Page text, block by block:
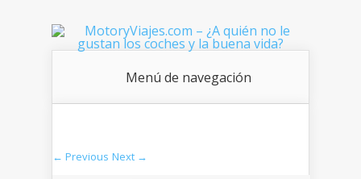
Menú de navegación
← Previous Next →